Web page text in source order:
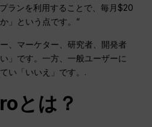
ランを利用することで、毎月$20
」という点です。“
、マーケター、研究者、開発者
」です。一方、一般ユーザーに
い「いいえ」です。.
とは？